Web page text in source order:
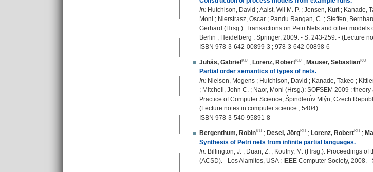
In: Hutchison, David ; Aalst, Wil M. P. ; Jensen, Kurt ;
Moni ; Nierstrasz, Oscar ; Pandu Rangan, C. ; Steffen,
Gerhard (Hrsg.): Transactions on Petri Nets and other
Berlin ; Heidelberg : Springer, 2009. - S. 243-259. - (Lecture
ISBN 978-3-642-00899-3 ; 978-3-642-00898-6
Juhás, Gabriel ; Lorenz, Robert ; Mauser, Sebastian
:
Partial order semantics of types of nets.
In: Nielsen, Mogens ; Hutchison, David ; Kanade, Takeo ;
; Mitchell, John C. ; Naor, Moni (Hrsg.): SOFSEM 2009 :
Practice of Computer Science, Špindlerův Mlýn, Czech
(Lecture notes in computer science ; 5404)
ISBN 978-3-540-95891-8
Bergenthum, Robin ; Desel, Jörg ; Lorenz, Robert ;
Synthesis of Petri nets from infinite partial languages.
In: Billington, J. ; Duan, Z. ; Koutny, M. (Hrsg.): Proceedings
(ACSD). - Los Alamitos, USA : IEEE Computer Society, 2008. -